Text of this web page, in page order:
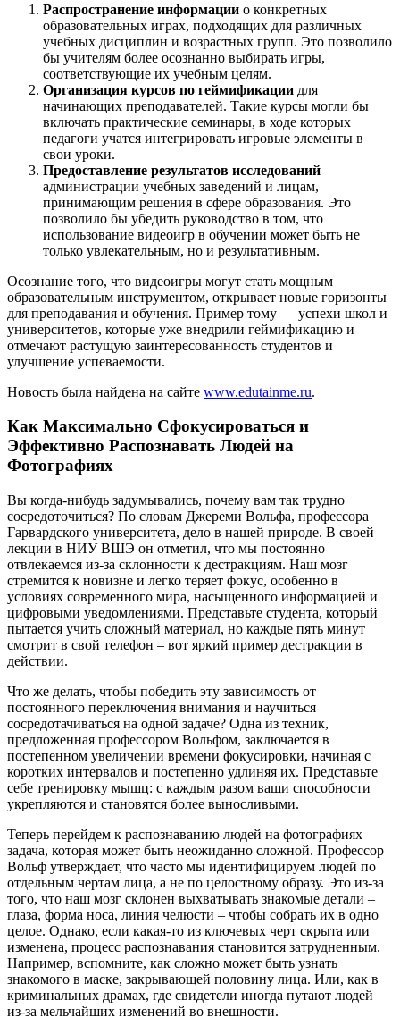
Распространение информации о конкретных
образовательных играх, подходящих для различных
учебных дисциплин и возрастных групп. Это позволило
бы учителям более осознанно выбирать игры,
соответствующие их учебным целям.
Организация курсов по геймификации для
начинающих преподавателей. Такие курсы могли бы
включать практические семинары, в ходе которых
педагоги учатся интегрировать игровые элементы в
свои уроки.
Предоставление результатов исследований
администрации учебных заведений и лицам,
принимающим решения в сфере образования. Это
позволило бы убедить руководство в том, что
использование видеоигр в обучении может быть не
только увлекательным, но и результативным.
Осознание того, что видеоигры могут стать мощным
образовательным инструментом, открывает новые горизонты
для преподавания и обучения. Пример тому — успехи школ и
университетов, которые уже внедрили геймификацию и
отмечают растущую заинтересованность студентов и
улучшение успеваемости.
Новость была найдена на сайте www.edutainme.ru.
Как Максимально Сфокусироваться и
Эффективно Распознавать Людей на
Фотографиях
Вы когда-нибудь задумывались, почему вам так трудно
сосредоточиться? По словам Джереми Вольфа, профессора
Гарвардского университета, дело в нашей природе. В своей
лекции в НИУ ВШЭ он отметил, что мы постоянно
отвлекаемся из-за склонности к дестракциям. Наш мозг
стремится к новизне и легко теряет фокус, особенно в
условиях современного мира, насыщенного информацией и
цифровыми уведомлениями. Представьте студента, который
пытается учить сложный материал, но каждые пять минут
смотрит в свой телефон – вот яркий пример дестракции в
действии.
Что же делать, чтобы победить эту зависимость от
постоянного переключения внимания и научиться
сосредотачиваться на одной задаче? Одна из техник,
предложенная профессором Вольфом, заключается в
постепенном увеличении времени фокусировки, начиная с
коротких интервалов и постепенно удлиняя их. Представьте
себе тренировку мышц: с каждым разом ваши способности
укрепляются и становятся более выносливыми.
Теперь перейдем к распознаванию людей на фотографиях –
задача, которая может быть неожиданно сложной. Профессор
Вольф утверждает, что часто мы идентифицируем людей по
отдельным чертам лица, а не по целостному образу. Это из-за
того, что наш мозг склонен выхватывать знакомые детали –
глаза, форма носа, линия челюсти – чтобы собрать их в одно
целое. Однако, если какая-то из ключевых черт скрыта или
изменена, процесс распознавания становится затрудненным.
Например, вспомните, как сложно может быть узнать
знакомого в маске, закрывающей половину лица. Или, как в
криминальных драмах, где свидетели иногда путают людей
из-за мельчайших изменений во внешности.